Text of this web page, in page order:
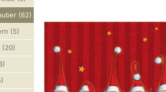
(62)
(5)
(20)